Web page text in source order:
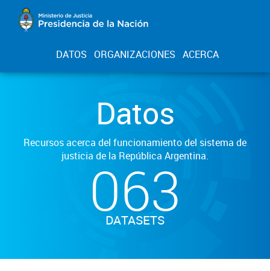
DATOS ORGANIZACIONES ACERCA
Datos
Recursos acerca del funcionamiento del sistema de
justicia de la República Argentina.
063
DATASETS